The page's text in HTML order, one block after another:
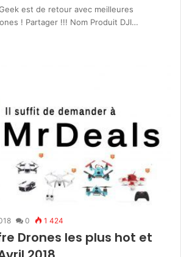
est de retour avec meilleures
! Partager !!! Nom Produit DJI…
0 1 424
Drones les plus hot et